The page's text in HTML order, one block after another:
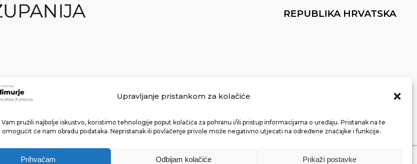
Upravljanje pristankom za kolačiće
Vam pružili najbolje iskustvo, koristimo tehnologije poput kolačića za pohranu i/ili pristup informacijama o uređaju. Pristanak na te
će nam obradu podataka. Nepristanak ili povlačenje privole može negativno utjecati na određene značajke i funkcije.
Prihvaćam Odbijam kolačiće Prikaži postavke
REPUBLIKA HRVATSKA
❤ by bg & 3na3.